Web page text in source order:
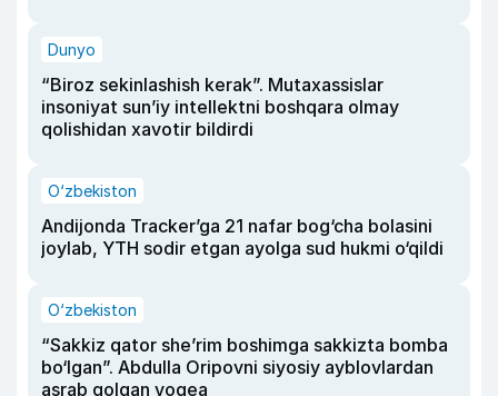
Dunyo
“Biroz sekinlashish kerak”. Mutaxassislar
insoniyat sun’iy intellektni boshqara olmay
qolishidan xavotir bildirdi
O‘zbekiston
Andijonda Tracker’ga 21 nafar bog‘cha bolasini
joylab, YTH sodir etgan ayolga sud hukmi o‘qildi
O‘zbekiston
“Sakkiz qator she’rim boshimga sakkizta bomba
bo‘lgan”. Abdulla Oripovni siyosiy ayblovlardan
asrab qolgan voqea